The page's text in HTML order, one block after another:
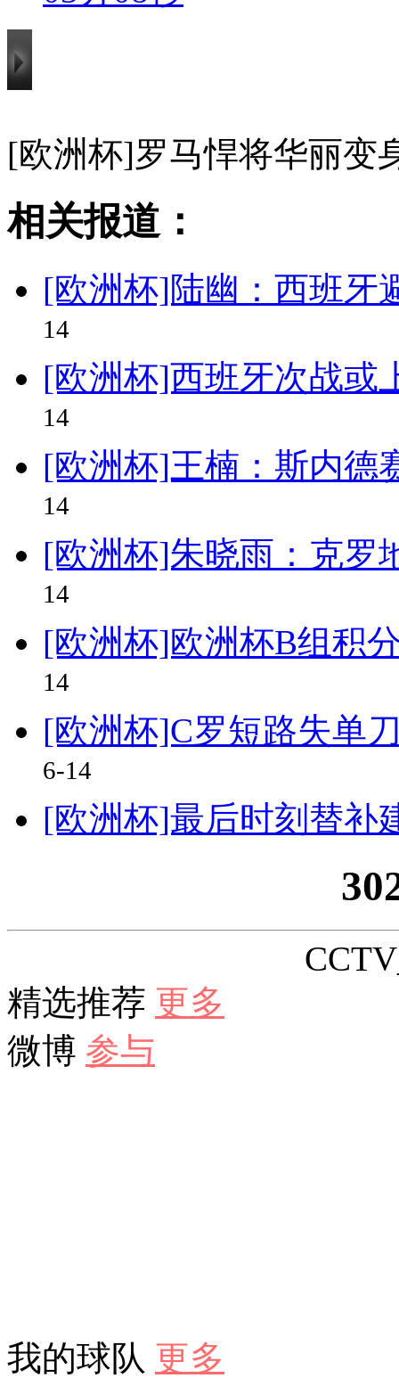
[欧洲杯]罗马悍将华丽变
相关报道：
[欧洲杯]陆幽：西班牙
14
[欧洲杯]西班牙次战或
14
[欧洲杯]王楠：斯内德
14
[欧洲杯]朱晓雨：克罗
14
[欧洲杯]欧洲杯B组积
14
[欧洲杯]C罗短路失单
6-14
[欧洲杯]最后时刻替补
精选推荐 更多
微博 参与
我的球队 更多